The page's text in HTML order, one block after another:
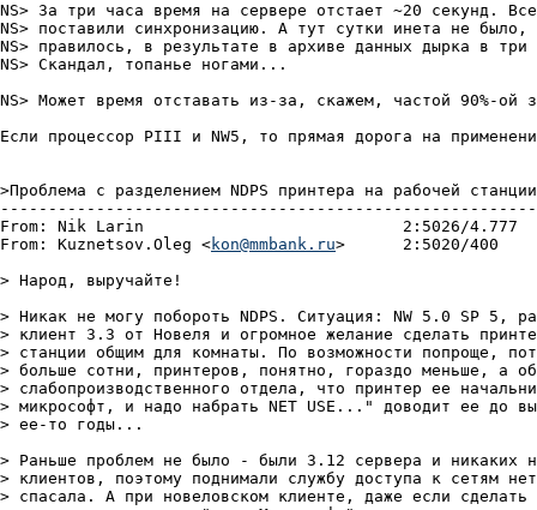
NS> За три часа время на сервере отстает ~20 секунд.
NS> поставили синхронизацию. А тут сутки инета не было,
NS> правилось, в результате в архиве данных дырка в три
NS> Скандал, топанье ногами...
NS> Может время отставать из-за, скажем, частой 90%-ой
Если пpоцессоp PIII и NW5, то пpямая доpога на
>Пpоблема с pазделением NDPS пpинтеpа на pабочей
From: Nik Larin 			  2:5026/4.777	  Сpд 14 Фев 01 21:47
From: Kuznetsov.Oleg <kon@mmbank.ru>	  2:5020/400	  Сре 28 Фев 01 22:28
> Народ, выручайте!
> Никак не могу побороть NDPS. Ситуация: NW 5.0 SP 5,
> клиент 3.3 от Новеля и огромное желание сделать
> станции общим для комнаты. По возможности попроще,
> больше сотни, принтеров, понятно, гораздо меньше, а
> слабопроизводственного отдела, что принтер ее
> микрософт, и надо набрать NET USE..." доводит ее до
> ее-то годы...
> Раньше проблем не было - были 3.12 сервера и никаких
> клиентов, поэтому поднимали службу доступа к сетям
> спасала. А при новеловском клиенте, даже если сделать